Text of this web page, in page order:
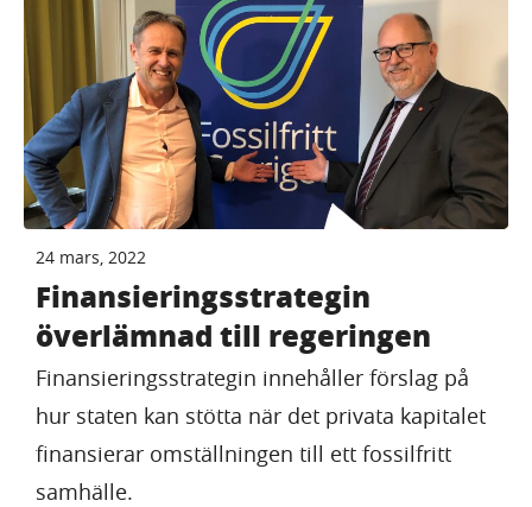
24 mars, 2022
Finansieringsstrategin
överlämnad till regeringen
Finansieringsstrategin innehåller förslag på
hur staten kan stötta när det privata kapitalet
finansierar omställningen till ett fossilfritt
samhälle.